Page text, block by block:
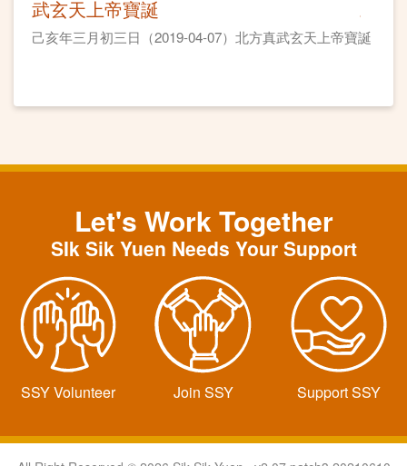
武玄天上帝寶誕
己亥年三月初三日（2019-04-07）北方真武玄天上帝寶誕
Let's Work Together
SIk Sik Yuen Needs Your Support
SSY Volunteer Join SSY Support SSY